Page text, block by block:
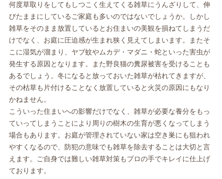
何度草取りをしてもしつこく生えてくる雑草にうんざりして、伸
びたままにしているご家庭も多いのではないでしょうか。しかし
雑草をそのまま放置しているとお住まいの美観を損ねてしまうだ
けでなく、お庭に圧迫感が生まれ狭く見えてしまいます。またそ
こに湿気が溜まり、ヤブ蚊やムカデ・マダニ・蛇といった害虫が
発生する原因となります。また野良猫の糞尿被害を受けることも
あるでしょう。冬になると放っておいた雑草が枯れてきますが、
その枯草も片付けることなく放置していると火災の原因にもなり
かねません。
こういった住まいへの影響だけでなく、雑草が必要な養分をもっ
ていってしまうことにより周りの樹木の生育が悪くなってしまう
場合もあります。お庭が管理されていない家は空き巣にも狙われ
やすくなるので、防犯の意味でも雑草を除去することは大切と言
えます。ご自身では難しい雑草対策もプロの手でキレイに仕上げ
ております。